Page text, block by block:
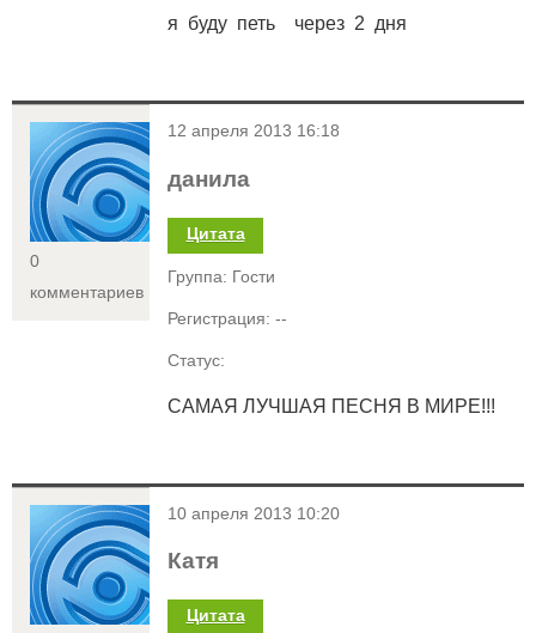
я буду петь через 2 дня
0
комментариев
12 апреля 2013 16:18
данила
Цитата
Группа: Гости
Регистрация: --
Статус:
САМАЯ ЛУЧШАЯ ПЕСНЯ В МИРЕ!!!
< 10 апреля 2013 10:20
Катя
Цитата